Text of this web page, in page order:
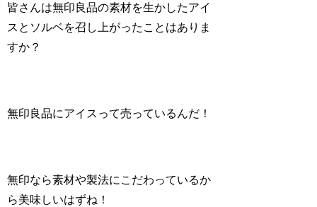
皆さんは無印良品の素材を生かしたアイ
スとソルベを召し上がったことはありま
すか？
無印良品にアイスって売っているんだ！
無印なら素材や製法にこだわっているか
ら美味しいはずね！